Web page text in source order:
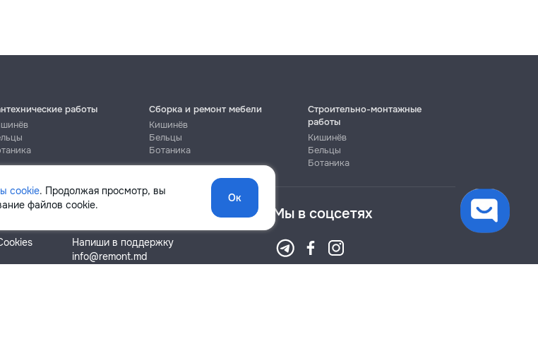
cookie. Продолжая просмотр, вы
файлов cookie.
Ок
работы
Сборка и ремонт мебели
Кишинёв
Бельцы
Ботаника
Строительно-монтажные
работы
Кишинёв
Бельцы
Ботаника
Помощь
Напиши в поддержку
info@remont.md
Мы в соцсетях